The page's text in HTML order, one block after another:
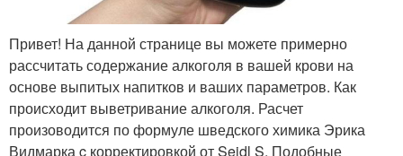
Привет! На данной странице вы можете примерно
рассчитать содержание алкоголя в вашей крови на
основе выпитых напитков и ваших параметров. Как
происходит выветривание алкоголя. Расчет
произоводится по формуле шведского химика Эрика
Видмарка c корректировкой от Seidl S. Подобные